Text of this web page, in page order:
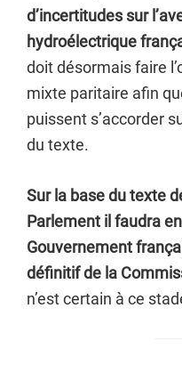
d’incertitudes sur
hydroélectrique
doit désormais faire
mixte paritaire afin
puissent s’accorder
du texte.
Sur la base du texte
Parlement il faudra
Gouvernement
définitif de la
n’est certain à ce